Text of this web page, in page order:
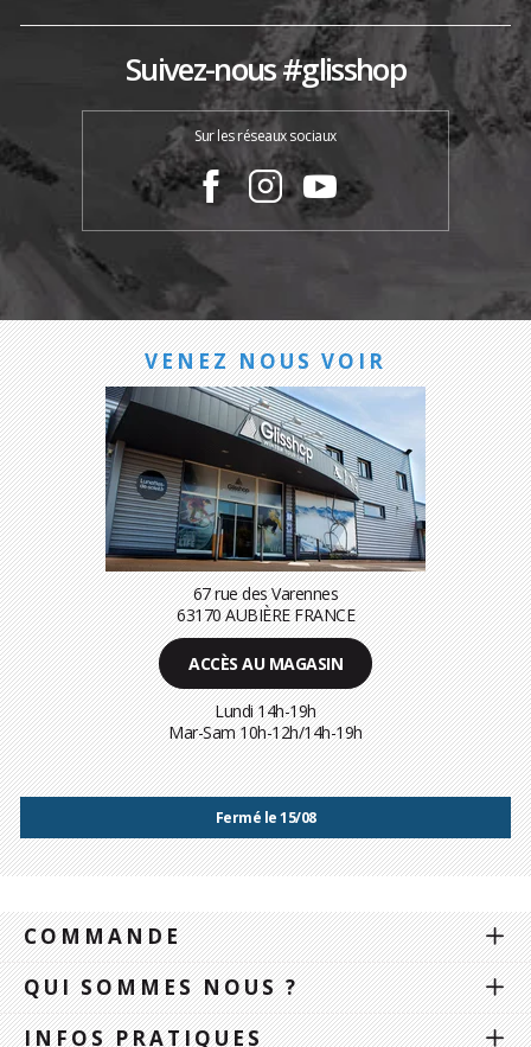
Suivez-nous #glisshop
Sur les réseaux sociaux
VENEZ NOUS VOIR
67 rue des Varennes
63170 AUBIÈRE FRANCE
ACCÈS AU MAGASIN
Lundi 14h-19h
Mar-Sam 10h-12h/14h-19h
Fermé le 15/08
COMMANDE
QUI SOMMES NOUS ?
INFOS PRATIQUES